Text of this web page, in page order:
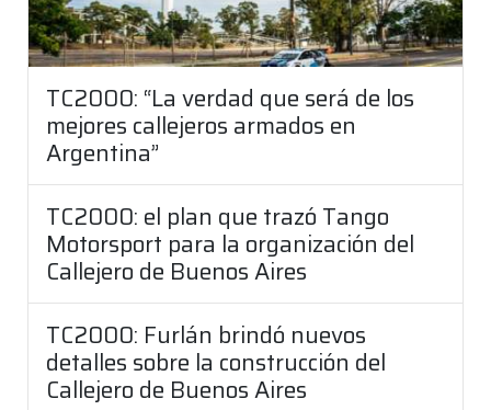
TC2000: “La verdad que será de los
mejores callejeros armados en
Argentina”
TC2000: el plan que trazó Tango
Motorsport para la organización del
Callejero de Buenos Aires
TC2000: Furlán brindó nuevos
detalles sobre la construcción del
Callejero de Buenos Aires